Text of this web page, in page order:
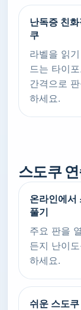
난독증 친
쿠
라벨을 읽
드는 타이
간격으로
하세요.
스도쿠
온라인에서
풀기
주요 판을
든지 난이
하세요.
쉬운 스도